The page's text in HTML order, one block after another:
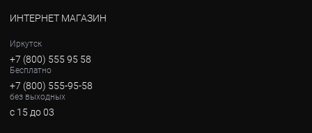
ИНТЕРНЕТ МАГАЗИН
Иркутск
+7 (800) 555 95 58
Бесплатно
+7 (800) 555-95-58
без выходных
с 15 до 03